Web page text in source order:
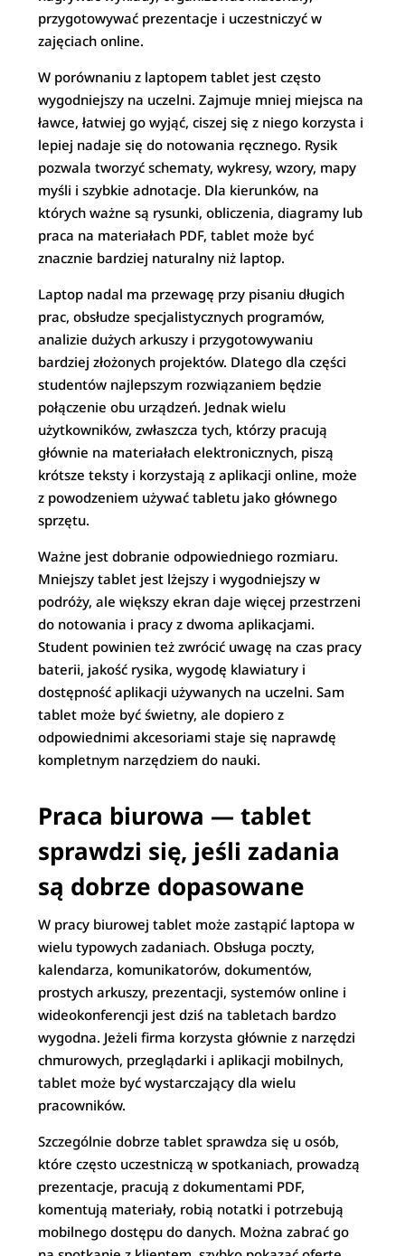
przygotowywać prezentacje i uczestniczyć w
zajęciach online.
W porównaniu z laptopem tablet jest często
wygodniejszy na uczelni. Zajmuje mniej miejsca na
ławce, łatwiej go wyjąć, ciszej się z niego korzysta i
lepiej nadaje się do notowania ręcznego. Rysik
pozwala tworzyć schematy, wykresy, wzory, mapy
myśli i szybkie adnotacje. Dla kierunków, na
których ważne są rysunki, obliczenia, diagramy lub
praca na materiałach PDF, tablet może być
znacznie bardziej naturalny niż laptop.
Laptop nadal ma przewagę przy pisaniu długich
prac, obsłudze specjalistycznych programów,
analizie dużych arkuszy i przygotowywaniu
bardziej złożonych projektów. Dlatego dla części
studentów najlepszym rozwiązaniem będzie
połączenie obu urządzeń. Jednak wielu
użytkowników, zwłaszcza tych, którzy pracują
głównie na materiałach elektronicznych, piszą
krótsze teksty i korzystają z aplikacji online, może
z powodzeniem używać tabletu jako głównego
sprzętu.
Ważne jest dobranie odpowiedniego rozmiaru.
Mniejszy tablet jest lżejszy i wygodniejszy w
podróży, ale większy ekran daje więcej przestrzeni
do notowania i pracy z dwoma aplikacjami.
Student powinien też zwrócić uwagę na czas pracy
baterii, jakość rysika, wygodę klawiatury i
dostępność aplikacji używanych na uczelni. Sam
tablet może być świetny, ale dopiero z
odpowiednimi akcesoriami staje się naprawdę
kompletnym narzędziem do nauki.
Praca biurowa — tablet
sprawdzi się, jeśli zadania
są dobrze dopasowane
W pracy biurowej tablet może zastąpić laptopa w
wielu typowych zadaniach. Obsługa poczty,
kalendarza, komunikatorów, dokumentów,
prostych arkuszy, prezentacji, systemów online i
wideokonferencji jest dziś na tabletach bardzo
wygodna. Jeżeli firma korzysta głównie z narzędzi
chmurowych, przeglądarki i aplikacji mobilnych,
tablet może być wystarczający dla wielu
pracowników.
Szczególnie dobrze tablet sprawdza się u osób,
które często uczestniczą w spotkaniach, prowadzą
prezentacje, pracują z dokumentami PDF,
komentują materiały, robią notatki i potrzebują
mobilnego dostępu do danych. Można zabrać go